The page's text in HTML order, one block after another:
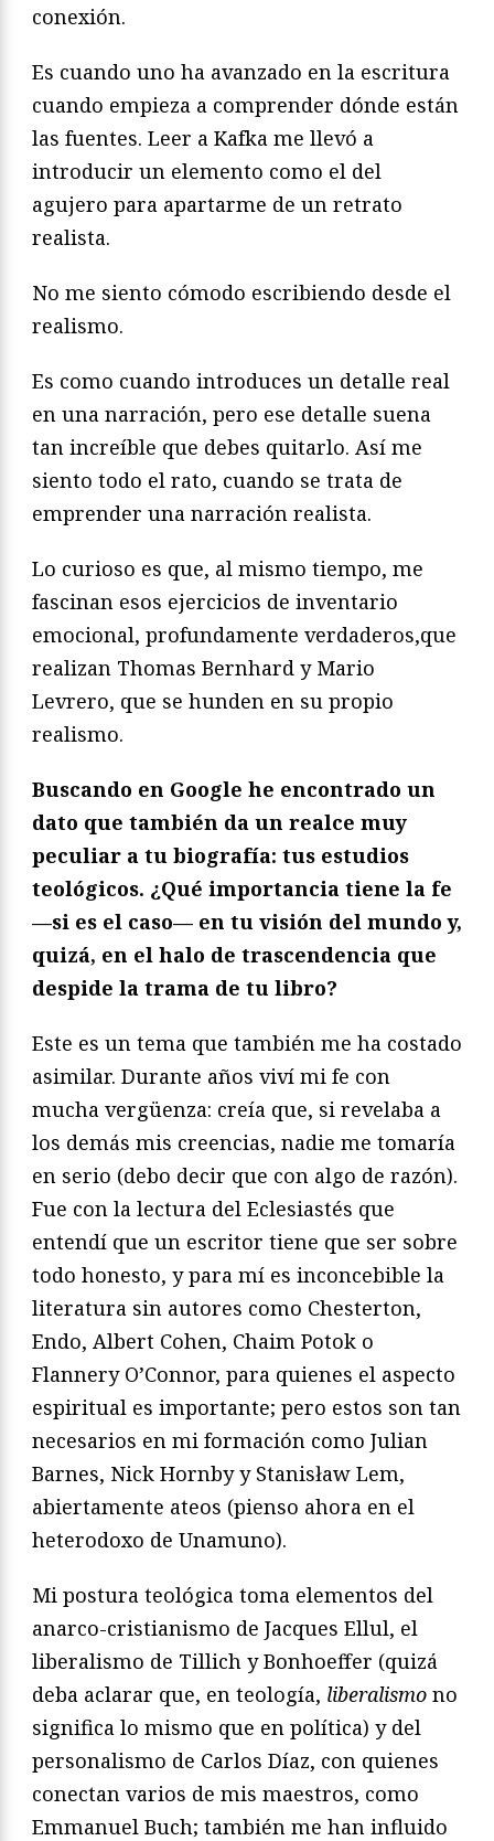
conexión.
Es cuando uno ha avanzado en la escritura
cuando empieza a comprender dónde están
las fuentes. Leer a Kafka me llevó a
introducir un elemento como el del
agujero para apartarme de un retrato
realista.
No me siento cómodo escribiendo desde el
realismo.
Es como cuando introduces un detalle real
en una narración, pero ese detalle suena
tan increíble que debes quitarlo. Así me
siento todo el rato, cuando se trata de
emprender una narración realista.
Lo curioso es que, al mismo tiempo, me
fascinan esos ejercicios de inventario
emocional, profundamente verdaderos,que
realizan Thomas Bernhard y Mario
Levrero, que se hunden en su propio
realismo.
Buscando en Google he encontrado un
dato que también da un realce muy
peculiar a tu biografía: tus estudios
teológicos. ¿Qué importancia tiene la fe
—si es el caso— en tu visión del mundo y,
quizá, en el halo de trascendencia que
despide la trama de tu libro?
Este es un tema que también me ha costado
asimilar. Durante años viví mi fe con
mucha vergüenza: creía que, si revelaba a
los demás mis creencias, nadie me tomaría
en serio (debo decir que con algo de razón).
Fue con la lectura del Eclesiastés que
entendí que un escritor tiene que ser sobre
todo honesto, y para mí es inconcebible la
literatura sin autores como Chesterton,
Endo, Albert Cohen, Chaim Potok o
Flannery O’Connor, para quienes el aspecto
espiritual es importante; pero estos son tan
necesarios en mi formación como Julian
Barnes, Nick Hornby y Stanisław Lem,
abiertamente ateos (pienso ahora en el
heterodoxo de Unamuno).
Mi postura teológica toma elementos del
anarco-cristianismo de Jacques Ellul, el
liberalismo de Tillich y Bonhoeffer (quizá
deba aclarar que, en teología, liberalismo no
significa lo mismo que en política) y del
personalismo de Carlos Díaz, con quienes
conectan varios de mis maestros, como
Emmanuel Buch; también me han influido